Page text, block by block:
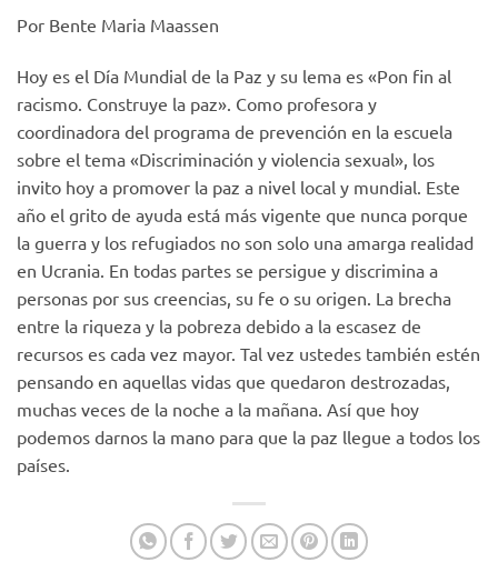
Por Bente Maria Maassen
Hoy es el Día Mundial de la Paz y su lema es «Pon fin al
racismo. Construye la paz». Como profesora y
coordinadora del programa de prevención en la escuela
sobre el tema «Discriminación y violencia sexual», los
invito hoy a promover la paz a nivel local y mundial. Este
año el grito de ayuda está más vigente que nunca porque
la guerra y los refugiados no son solo una amarga realidad
en Ucrania. En todas partes se persigue y discrimina a
personas por sus creencias, su fe o su origen. La brecha
entre la riqueza y la pobreza debido a la escasez de
recursos es cada vez mayor. Tal vez ustedes también estén
pensando en aquellas vidas que quedaron destrozadas,
muchas veces de la noche a la mañana. Así que hoy
podemos darnos la mano para que la paz llegue a todos los
países.